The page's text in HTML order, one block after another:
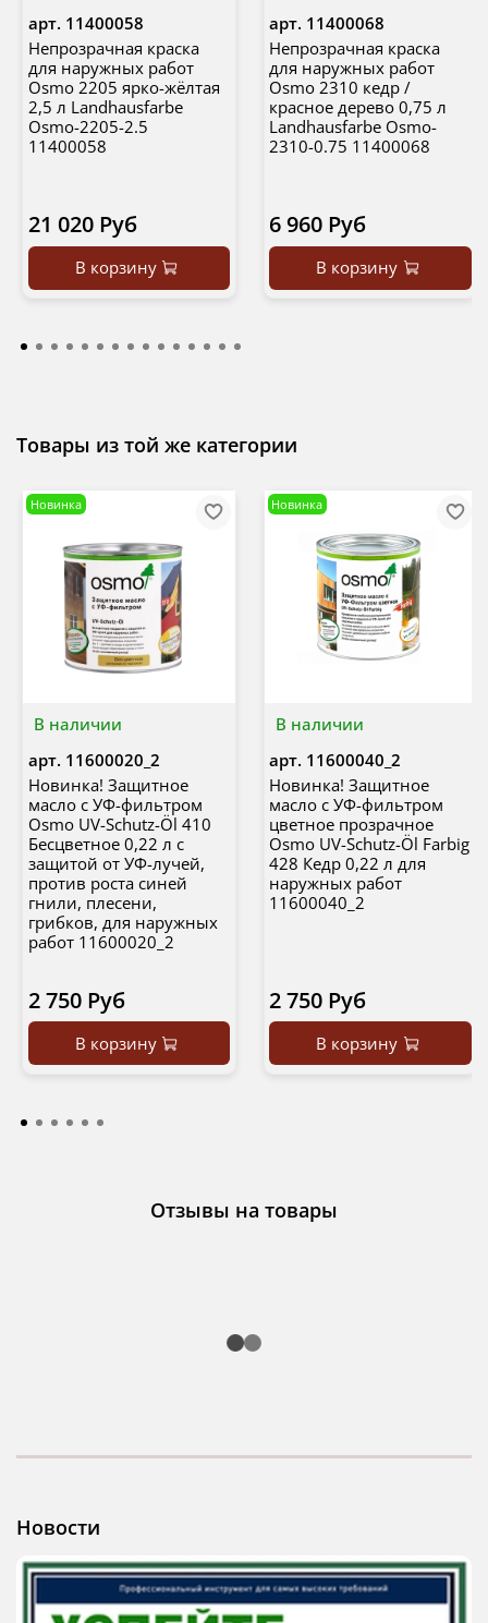
арт. 11400058
Непрозрачная краска
для наружных работ
Osmo 2205 ярко-жёлтая
2,5 л Landhausfarbe
Osmo-2205-2.5
11400058
21 020 Руб
В корзину
арт. 11400068
Непрозрачная краска
для наружных работ
Osmo 2310 кедр /
красное дерево 0,75 л
Landhausfarbe Osmo-
2310-0.75 11400068
6 960 Руб
В корзину
Товары из той же категории
В наличии
Новинка
арт. 11600020_2
Новинка! Защитное
масло с УФ-фильтром
Osmo UV-Schutz-Öl 410
Бесцветное 0,22 л с
защитой от УФ-лучей,
против роста синей
гнили, плесени,
грибков, для наружных
работ 11600020_2
2 750 Руб
В корзину
В наличии
Новинка
арт. 11600040_2
Новинка! Защитное
масло с УФ-фильтром
цветное прозрачное
Osmo UV-Schutz-Öl Farbig
428 Кедр 0,22 л для
наружных работ
11600040_2
2 750 Руб
В корзину
Отзывы на товары
Новости